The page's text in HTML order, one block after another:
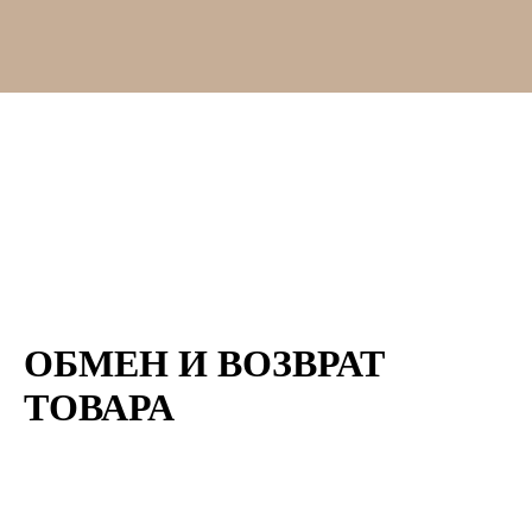
ОБМЕН И ВОЗВРАТ
ТОВАРА